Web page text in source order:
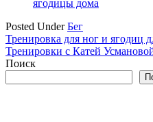
ягодицы дома
Posted UnderБег
Навигация
по
Тренировка для ног и ягодиц
Тренировки с Катей
Поиск